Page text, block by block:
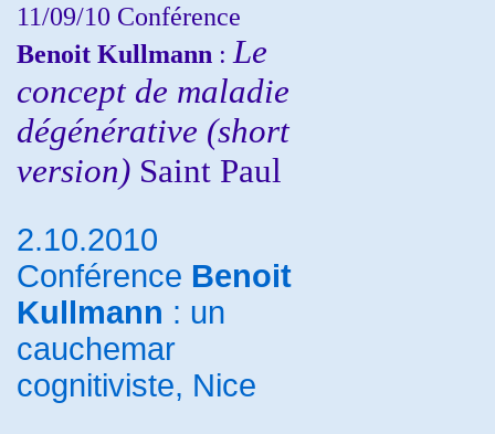
11/09/10 Conférence
Benoit Kullmann : Le
concept de maladie
dégénérative (short
version) Saint Paul
2.10.2010
Conférence Benoit
Kullmann : un
cauchemar
cognitiviste, Nice